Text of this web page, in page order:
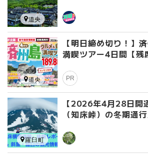
道央
【明日締め切り！】
満喫ツアー4日間【残
PR
道央
【2026年4月28日開
（知床峠）の冬期通
羅臼町